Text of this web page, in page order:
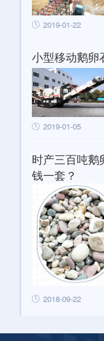
2019-01-22
小型移动鹅卵
2019-01-05
时产三百吨鹅
钱一套？
2018-09-22